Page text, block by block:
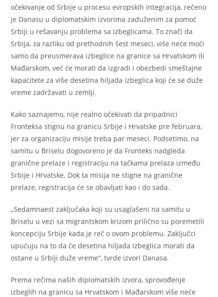
očekivanje od Srbije u procesu evropskih integracija, rečeno
je Danasu u diplomatskim izvorima zaduženim za pomoć
Srbiji u rešavanju problema sa izbeglicama. To znači da
Srbija, za razliku od prethodnih šest meseci, više neće moći
samo da preusmerava izbeglice na granice sa Hrvatskom ili
Mađarskom, već će morati da izgradi i obezbedi smeštajne
kapacitete za više desetina hiljada izbeglica koji će se duže
vreme zadržavati u zemlji.
Kako saznajemo, nije realno očekivati da pripadnici
Fronteksa stignu na granicu Srbije i Hrvatske pre februara,
jer za organizaciju misije treba par meseci. Podsetimo, na
samitu u Briselu dogovoreno je da Fronteks nadgleda
granične prelaze i registraciju na tačkama prelaza između
Srbije i Hrvatske. Dok ta misija ne stigne na granične
prelaze, registracija će se obavljati kao i do sada.
„Sedamnaest zaključaka koji su usaglašeni na samitu u
Briselu u vezi sa migrantskom krizom prilično su poremetili
koncepciju Srbije kada je reč o ovom problemu. Zaključci
upućuju na to da će desetina hiljada izbeglica morati da
ostane u Srbiji duže vreme“, tvrde izvori Danasa.
Prema rečima naših diplomatskih izvora, sprovođenje
izbeglih na granicu sa Hrvatskom i Mađarskom više neće